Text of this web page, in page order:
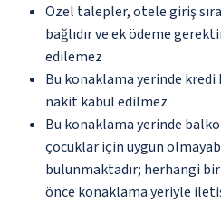
Özel talepler, otele giriş
bağlıdır ve ek ödeme
edilemez
Bu konaklama yerinde
nakit kabul edilmez
Bu konaklama yerinde
çocuklar için uygun
bulunmaktadır; herhangi bir
önce konaklama yeriyle